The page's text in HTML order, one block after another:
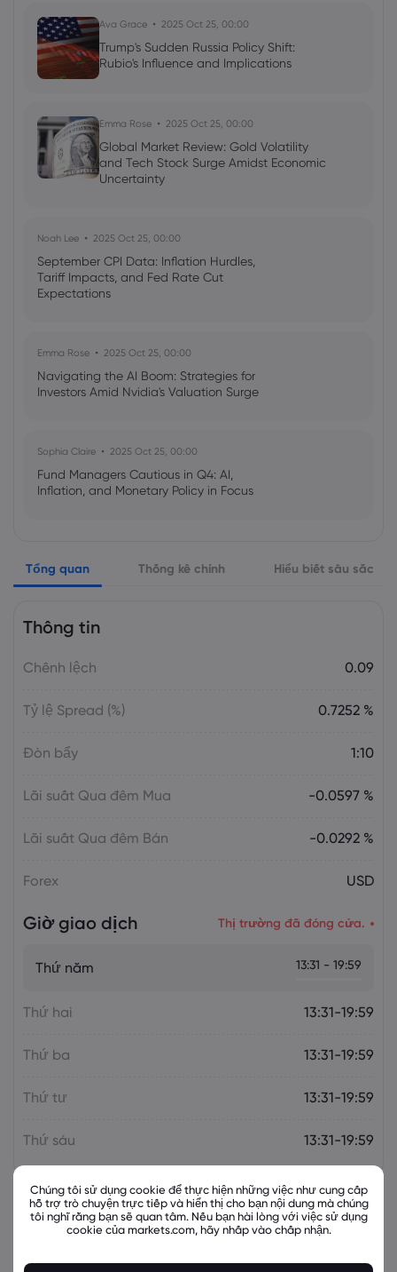
Ava Grace 2025 Oct 25, 00:00
Trump's Sudden Russia Policy Shift:
Rubio's Influence and Implications
Emma Rose 2025 Oct 25, 00:00
Global Market Review: Gold Volatility
and Tech Stock Surge Amidst Economic
Uncertainty
Noah Lee 2025 Oct 25, 00:00
September CPI Data: Inflation Hurdles,
Tariff Impacts, and Fed Rate Cut
Expectations
Emma Rose 2025 Oct 25, 00:00
Navigating the AI Boom: Strategies for
Investors Amid Nvidia's Valuation Surge
Sophia Claire 2025 Oct 25, 00:00
Fund Managers Cautious in Q4: AI,
Inflation, and Monetary Policy in Focus
US Government Shutdown Threatens
October Inflation Data Release
US-EU Relations: Russia Sanctions Unite
Emma Rose
Tổng quan Thống kê chính Hiểu biết sâu sắc
Thông tin
Chênh lệch 0.09
Tỷ lệ Spread (%) 0.7252 %
Đòn bẩy 1:10
Lãi suất Qua đêm Mua -0.0597 %
Lãi suất Qua đêm Bán -0.0292 %
Forex USD
Giờ giao dịch Thị trường đã đóng cửa.
Thứ năm 13:31 - 19:59
Thứ hai 13:31-19:59
Thứ ba 13:31-19:59
Thứ tư 13:31-19:59
Thứ sáu 13:31-19:59
Các công cụ liên quan
% Thay đổi
Chúng tôi sử dụng cookie để thực hiện những việc như cung cấp
hỗ trợ trò chuyện trực tiếp và hiển thị cho bạn nội dung mà chúng
tôi nghĩ rằng bạn sẽ quan tâm. Nếu bạn hài lòng với việc sử dụng
cookie của markets.com, hãy nhấp vào chấp nhận.